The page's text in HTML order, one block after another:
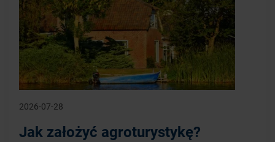
2026-07-28
Jak założyć agroturystykę?